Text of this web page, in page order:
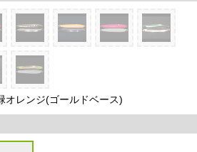
オレンジ(ゴールドベース)